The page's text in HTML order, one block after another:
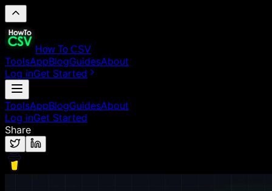
How To CSV
ToolsAppBlogGuidesAbout
Log inGet Started
ToolsAppBlogGuidesAbout
Log inGet Started
Share